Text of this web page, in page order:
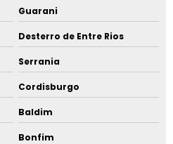
Guarani
Desterro de Entre Rios
Serrania
Cordisburgo
Baldim
Bonfim